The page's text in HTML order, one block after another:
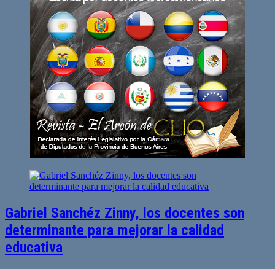
entradas
Gabriel Sanchéz Zinny, los docentes son
determinante para mejorar la calidad
educativa